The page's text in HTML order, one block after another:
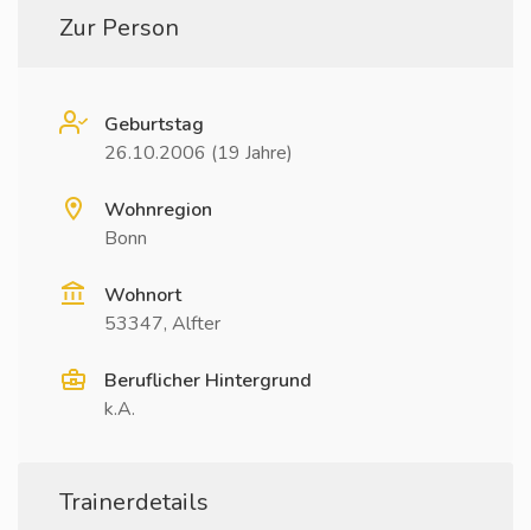
Zur Person
Geburtstag
26.10.2006 (19 Jahre)
Wohnregion
Bonn
Wohnort
53347, Alfter
Beruflicher Hintergrund
k.A.
Trainerdetails